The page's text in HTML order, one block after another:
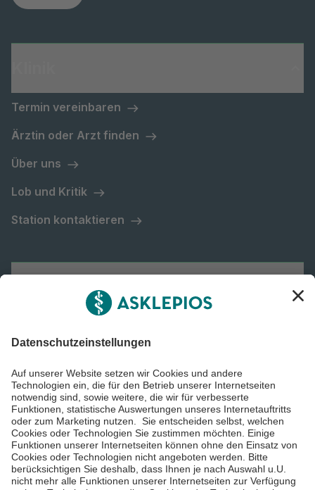
Termin vereinbaren
Ärztin oder Arzt finden
Über uns
Lob und Kritik
Station kontaktieren
Asklepios Gruppe